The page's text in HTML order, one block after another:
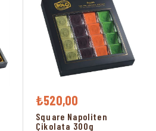
₺520,00
Square Napoliten
Çikolata 300g